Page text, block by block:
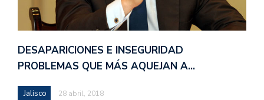
DESAPARICIONES E INSEGURIDAD
PROBLEMAS QUE MÁS AQUEJAN A…
Jalisco 28 abril, 2018